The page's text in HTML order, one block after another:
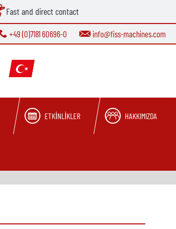
Fast and direct contact
+49 (0)7181 60696-0 info@fiss-machines.com
ETKINLIKLER HAKKIMIZDA